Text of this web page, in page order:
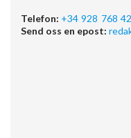
Telefon: +34 928 768
Send oss en epost: